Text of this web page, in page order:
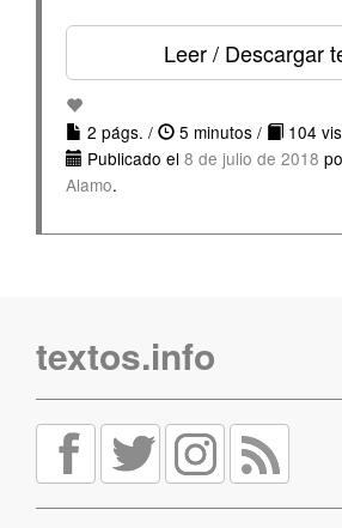
Leer / Descargar
2 págs. / 5 minutos /
104
Publicado el 8 de julio de 2018
Alamo.
textos.info